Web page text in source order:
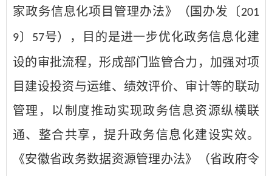
家政务信息化项目管理办法》（国办发〔 201
9 〕 57号），目的是进一步优化政务信息化建
设的审批流程，形成部门监管合力，加强对项
目建设投资与运维、绩效评价、审计等的联动
管理，以制度推动实现政务信息资源纵横联
通、整合共享，提升政务信息化建设实效。
《安徽省政务数据资源管理办法》（省政府令